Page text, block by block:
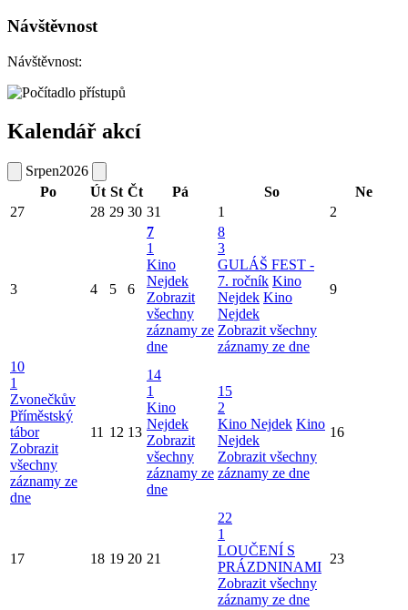
Návštěvnost
Návštěvnost:
Kalendář akcí
Srpen2026
Po
Út St Čt Pá So
Ne
27
28 29 30 31 1 2
3 4 5 6
7
1
Kino
Nejdek
Zobrazit
všechny
záznamy ze
dne
8
3
GULÁŠ FEST -
7. ročník Kino
Nejdek Kino
Nejdek
Zobrazit všechny
záznamy ze dne
9
10
1
Zvonečkův
Příměstský
tábor
Zobrazit
všechny
záznamy ze
dne
11 12 13
14
1
Kino
Nejdek
Zobrazit
všechny
záznamy ze
dne
15
2
Kino Nejdek Kino
Nejdek
Zobrazit všechny
záznamy ze dne
16
17 18 19 20 21
22
1
LOUČENÍ S
PRÁZDNINAMI
Zobrazit všechny
záznamy ze dne
23